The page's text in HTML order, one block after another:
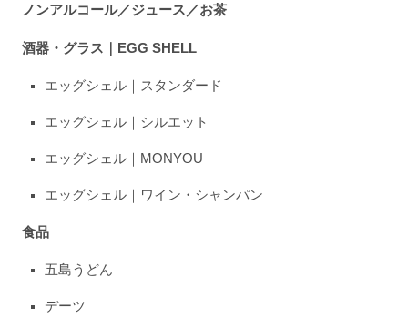
ノンアルコール／ジュース／お茶
酒器・グラス｜EGG SHELL
エッグシェル｜スタンダード
エッグシェル｜シルエット
エッグシェル｜MONYOU
エッグシェル｜ワイン・シャンパン
食品
五島うどん
デーツ